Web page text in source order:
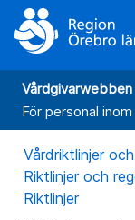
Vårdgivarwebben
För personal
Vårdriktlinjer
Riktlinjer och
Riktlinjer